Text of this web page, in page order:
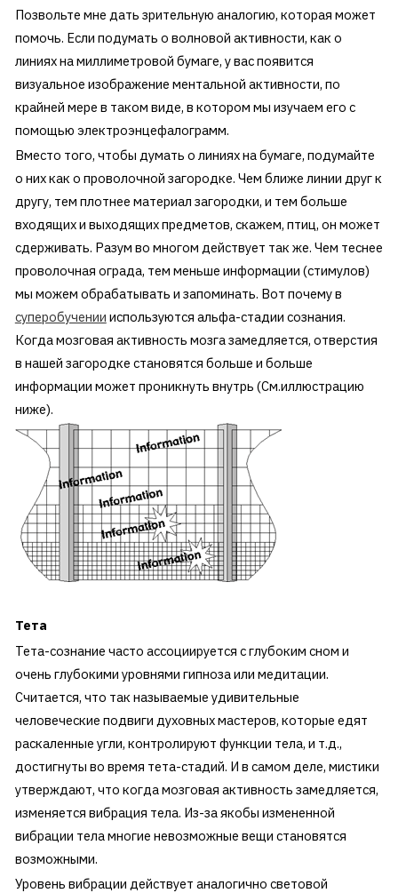
Позвольте мне дать зрительную аналогию, которая может
помочь. Если подумать о волновой активности, как о
линиях на миллиметровой бумаге, у вас появится
визуальное изображение ментальной активности, по
крайней мере в таком виде, в котором мы изучаем его с
помощью электроэнцефалограмм.
Вместо того, чтобы думать о линиях на бумаге, подумайте
о них как о проволочной загородке. Чем ближе линии друг к
другу, тем плотнее материал загородки, и тем больше
входящих и выходящих предметов, скажем, птиц, он может
сдерживать. Разум во многом действует так же. Чем теснее
проволочная ограда, тем меньше информации (стимулов)
мы можем обрабатывать и запоминать. Вот почему в
суперобучении используются альфа-стадии сознания.
Когда мозговая активность мозга замедляется, отверстия
в нашей загородке становятся больше и больше
информации может проникнуть внутрь (См.иллюстрацию
ниже).
Тета
Тета-сознание часто ассоциируется с глубоким сном и
очень глубокими уровнями гипноза или медитации.
Считается, что так называемые удивительные
человеческие подвиги духовных мастеров, которые едят
раскаленные угли, контролируют функции тела, и т.д.,
достигнуты во время тета-стадий. И в самом деле, мистики
утверждают, что когда мозговая активность замедляется,
изменяется вибрация тела. Из-за якобы измененной
вибрации тела многие невозможные вещи становятся
возможными.
Уровень вибрации действует аналогично световой